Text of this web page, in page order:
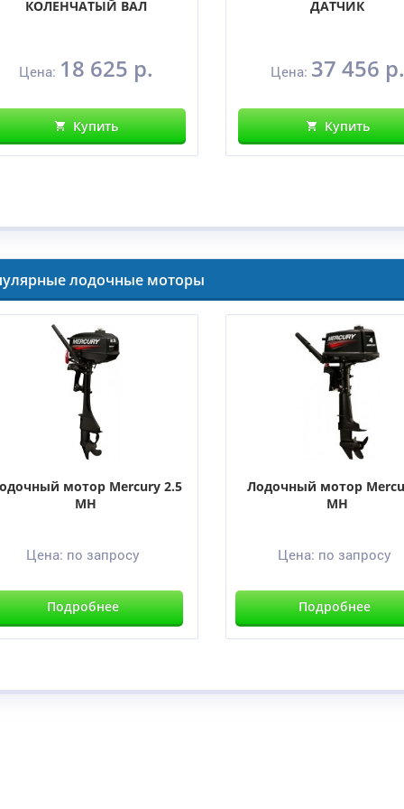
КОЛЕНЧАТЫЙ ВАЛ
Цена: 18 625 р.
Купить
ДАТЧИК
Цена: 37 456 р.
Купить
лодочные моторы
мотор Mercury 2.5
MH
Цена: по запросу
Подробнее
Лодочный мотор
MH
Цена: по запросу
Подробнее